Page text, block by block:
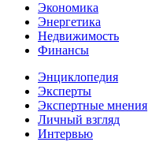
Экономика
Энергетика
Недвижимость
Финансы
Энциклопедия
Эксперты
Экспертные мнения
Личный взгляд
Интервью